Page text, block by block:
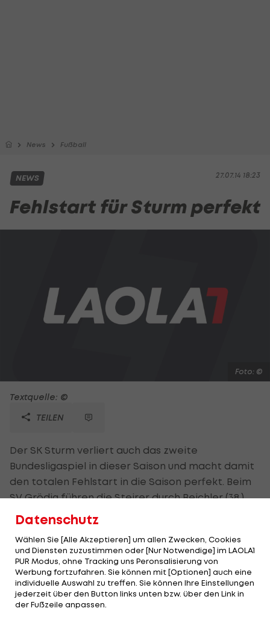
News Fußball
27.07.14 18:23
NEWS
Fehlstart für Sturm perfekt
Foto: ©
Textquelle: ©
TEILEN
Der SK Sturm verliert auch das zweite
Bundesligaspiel in dieser Saison und macht damit
den totalen Fehlstart in die Saison perfekt. Beim
SV Grödig führen die Steirer durch Beichler (38.),
der einen Hadzic-Schuss mit der Brust ins Tor
verlängert, verdient und haben die Partie
eigentlich im Griff, verabsäumen es aber, in
Halbzeit zwei nachzulegen. Tomi (81.) und Reyna
(87.) drehen das Spiel in der Schlussphase und
sorgen für den ersten Heimsieg der Grödiger über
Sturm in der Bundesliga.
Datenschutz
Wählen Sie [Alle Akzeptieren] um allen Zwecken, Cookies
und Diensten zuzustimmen oder [Nur Notwendige] im LAOLA1
PUR Modus, ohne Tracking uns Peronsalisierung von
Werbung fortzufahren. Sie können mit [Optionen] auch eine
individuelle Auswahl zu treffen. Sie können Ihre Einstellungen
jederzeit über den Button links unten bzw. über den Link in
der Fußzeile anpassen.